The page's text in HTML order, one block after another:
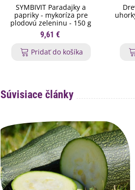
SYMBIVIT Paradajky a
papriky - mykoríza pre
plodovú zeleninu - 150 g
9,61 €
Pridať do košíka
Súvisiace články